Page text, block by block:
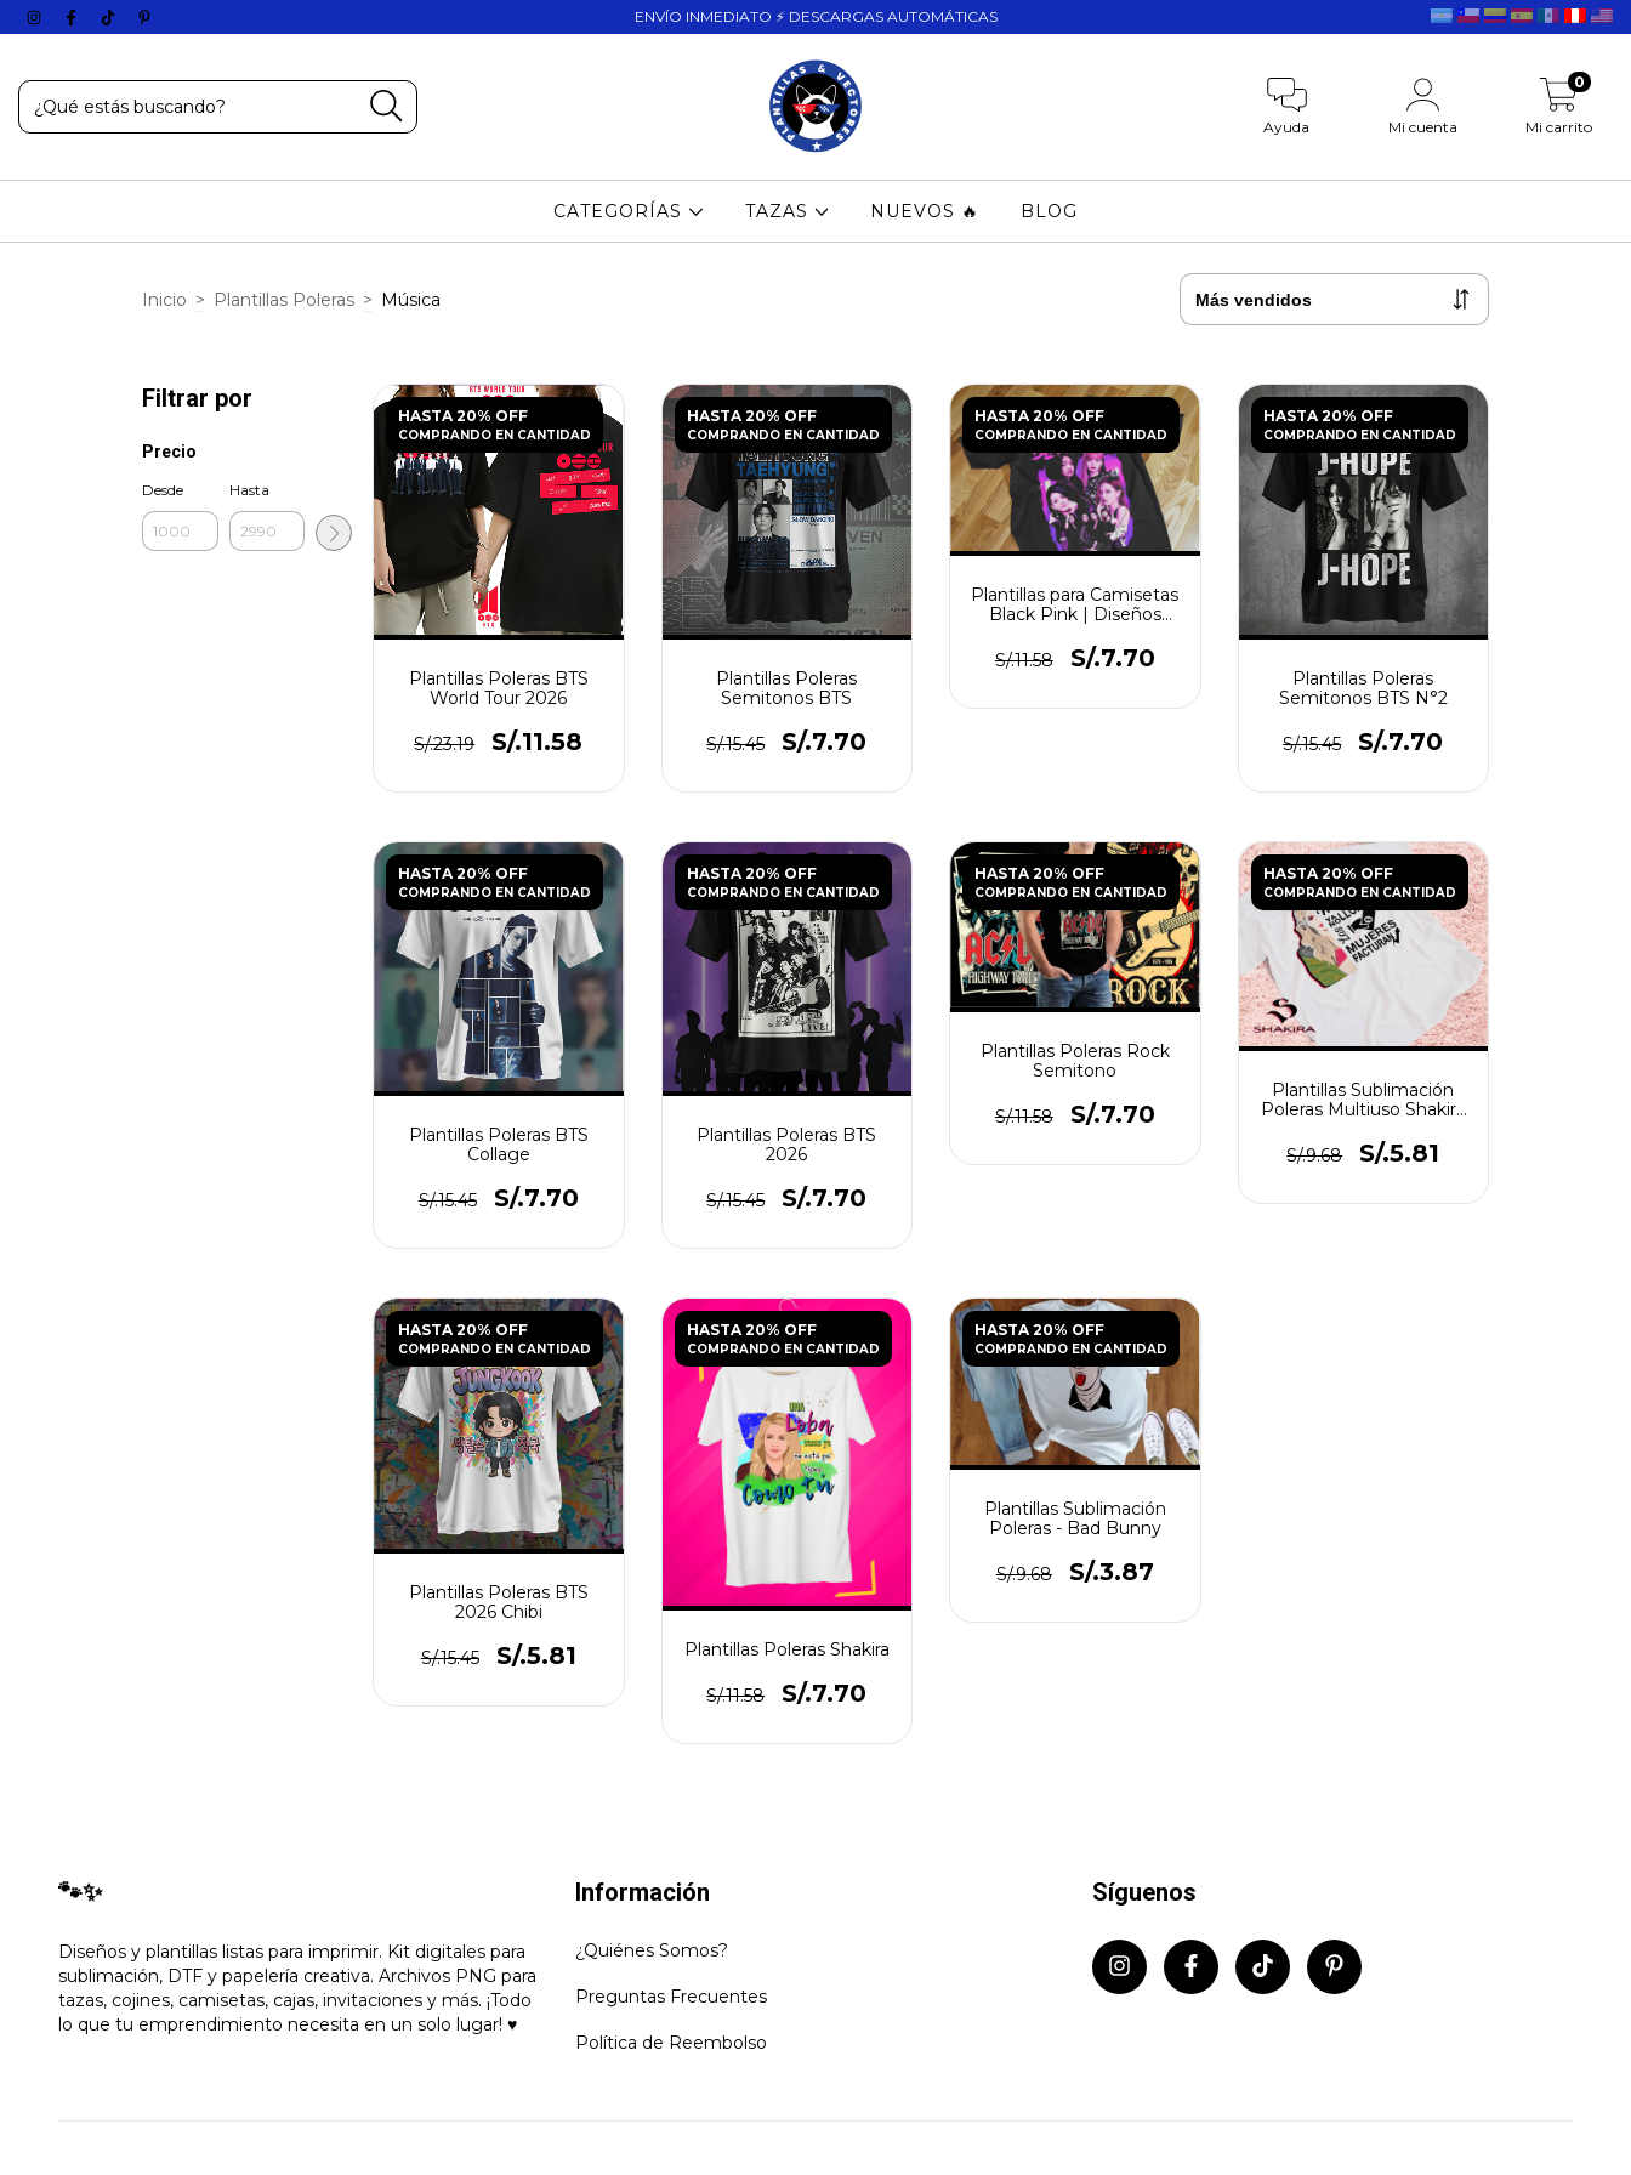
ENVÍO INMEDIATO ⚡ DESCARGAS AUTOMÁTICAS
Ayuda Mi cuenta Mi carrito
0
CATEGORÍAS TAZAS NUEVOS 🔥 BLOG
Inicio > Plantillas Poleras > Música
Filtrar por
Precio
Desde Hasta
HASTA 20% OFF
COMPRANDO EN CANTIDAD
Plantillas Poleras BTS
World Tour 2026
S/.23.19 S/.11.58
HASTA 20% OFF
COMPRANDO EN CANTIDAD
Plantillas Poleras
Semitonos BTS
S/.15.45 S/.7.70
HASTA 20% OFF
COMPRANDO EN CANTIDAD
Plantillas para Camisetas
Black Pink | Diseños
S/.11.58
S/.7.70
HASTA 20% OFF
COMPRANDO EN CANTIDAD
Plantillas Poleras
Semitonos BTS N°2
S/.15.45 S/.7.70
HASTA 20% OFF
COMPRANDO EN CANTIDAD
Plantillas Poleras BTS
Collage
S/.15.45 S/.7.70
HASTA 20% OFF
COMPRANDO EN CANTIDAD
Plantillas Poleras BTS
2026
S/.15.45 S/.7.70
HASTA 20% OFF
COMPRANDO EN CANTIDAD
Plantillas Poleras Rock
Semitono
S/.11.58 S/.7.70
HASTA 20% OFF
COMPRANDO EN CANTIDAD
Plantillas Sublimación
Poleras Multiuso Shakira
S/.9.68
S/.5.81
HASTA 20% OFF
COMPRANDO EN CANTIDAD
Plantillas Poleras BTS
2026 Chibi
S/.15.45 S/.5.81
HASTA 20% OFF
COMPRANDO EN CANTIDAD
Plantillas Poleras Shakira
S/.11.58 S/.7.70
HASTA 20% OFF
COMPRANDO EN CANTIDAD
Plantillas Sublimación
Poleras - Bad Bunny
S/.9.68 S/.3.87
🐾✨
Diseños y plantillas listas para imprimir. Kit digitales para
sublimación, DTF y papelería creativa. Archivos PNG para
tazas, cojines, camisetas, cajas, invitaciones y más. ¡Todo
lo que tu emprendimiento necesita en un solo lugar! ♥
Información
¿Quiénes Somos?
Preguntas Frecuentes
Política de Reembolso
Síguenos